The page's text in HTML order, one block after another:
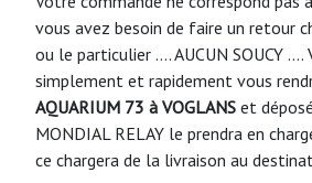
vous avez besoin de faire un retour
ou le particulier …. AUCUN SOUCY ….
simplement et rapidement vous
AQUARIUM 73 à VOGLANS et
MONDIAL RELAY le prendra en
ce chargera de la livraison au